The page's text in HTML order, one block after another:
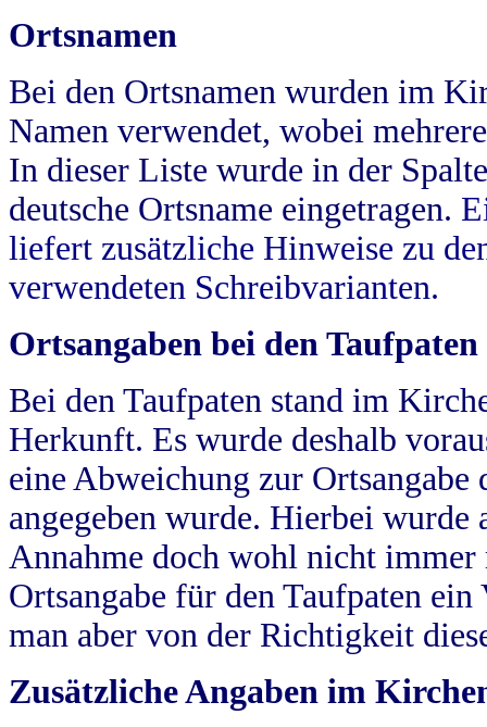
Ortsnamen
Bei den Ortsnamen wurden im
Namen verwendet, wobei
In dieser Liste wurde in der
deutsche Ortsname eingetragen.
liefert zusätzliche Hinweise zu
verwendeten Schreibvarianten.
Ortsangaben bei den Taufpaten
Bei den Taufpaten stand im
Herkunft. Es wurde deshalb
eine Abweichung zur
angegeben wurde. Hierbei wurde
Annahme doch wohl nicht
Ortsangabe für den Taufpaten
man aber von der Richtigkeit
Zusätzliche Angaben im